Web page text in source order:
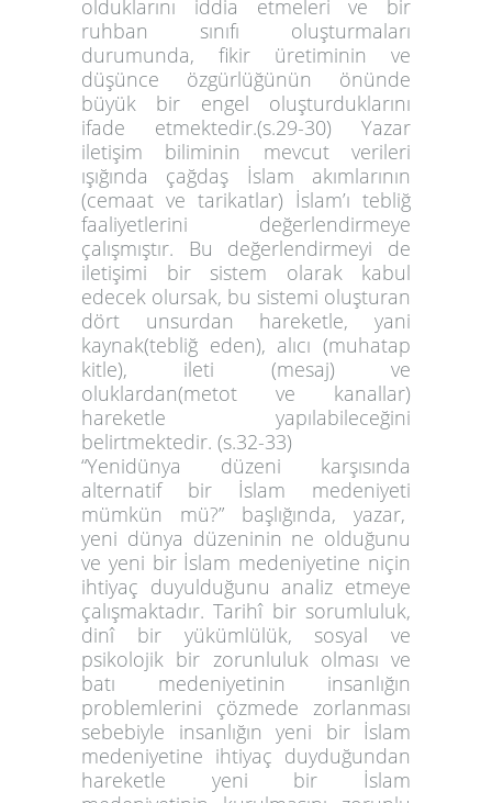
olduklarını iddia etmeleri ve bir
ruhban sınıfı oluşturmaları
durumunda, fikir üretiminin ve
düşünce özgürlüğünün önünde
büyük bir engel oluşturduklarını
ifade etmektedir.(s.29-30) Yazar
iletişim biliminin mevcut verileri
ışığında çağdaş İslam akımlarının
(cemaat ve tarikatlar) İslam’ı tebliğ
faaliyetlerini değerlendirmeye
çalışmıştır. Bu değerlendirmeyi de
iletişimi bir sistem olarak kabul
edecek olursak, bu sistemi oluşturan
dört unsurdan hareketle, yani
kaynak(tebliğ eden), alıcı (muhatap
kitle), ileti (mesaj) ve
oluklardan(metot ve kanallar)
hareketle yapılabileceğini
belirtmektedir. (s.32-33)
“Yenidünya düzeni karşısında
alternatif bir İslam medeniyeti
mümkün mü?” başlığında, yazar,
yeni dünya düzeninin ne olduğunu
ve yeni bir İslam medeniyetine niçin
ihtiyaç duyulduğunu analiz etmeye
çalışmaktadır. Tarihî bir sorumluluk,
dinî bir yükümlülük, sosyal ve
psikolojik bir zorunluluk olması ve
batı medeniyetinin insanlığın
problemlerini çözmede zorlanması
sebebiyle insanlığın yeni bir İslam
medeniyetine ihtiyaç duyduğundan
hareketle yeni bir İslam